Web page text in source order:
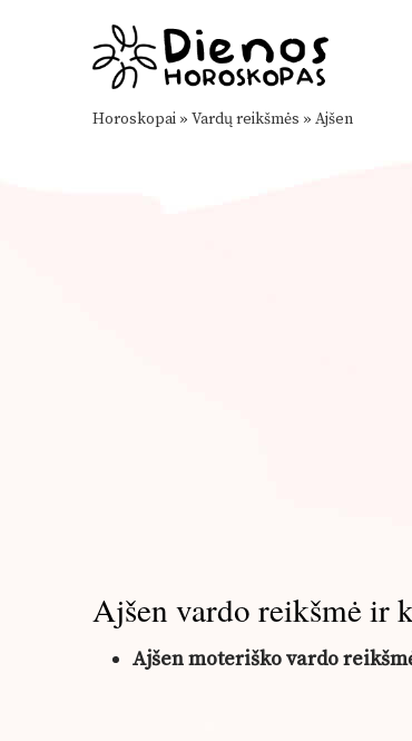
Horoskopai » Vardų reikšmės » Ajšen
Ajšen vardo reikšmė ir
Ajšen moteriško vardo